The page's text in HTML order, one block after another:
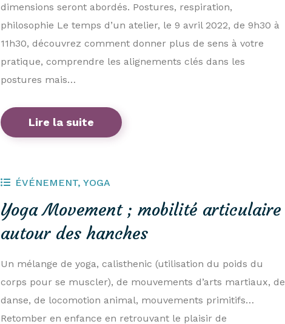
dimensions seront abordés. Postures, respiration,
philosophie Le temps d’un atelier, le 9 avril 2022, de 9h30 à
11h30, découvrez comment donner plus de sens à votre
pratique, comprendre les alignements clés dans les
postures mais…
Lire la suite
ÉVÉNEMENT,YOGA
Yoga Movement ; mobilité articulaire
autour des hanches
Un mélange de yoga, calisthenic (utilisation du poids du
corps pour se muscler), de mouvements d’arts martiaux, de
danse, de locomotion animal, mouvements primitifs…
Retomber en enfance en retrouvant le plaisir de